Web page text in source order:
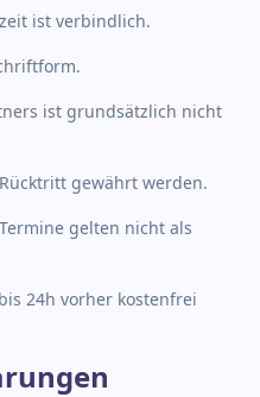
ist verbindlich.
ist grundsätzlich nicht
gewährt werden.
gelten nicht als
24h vorher kostenfrei